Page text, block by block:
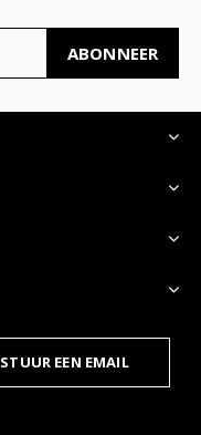
ABONNEER
STUUR EEN EMAIL